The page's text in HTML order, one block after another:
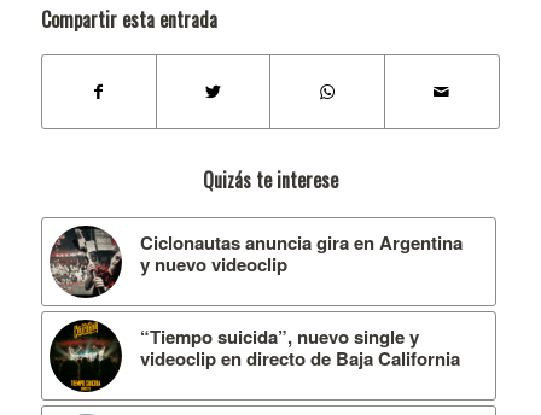
Compartir esta entrada
Quizás te interese
Ciclonautas anuncia gira en Argentina
y nuevo videoclip
“Tiempo suicida”, nuevo single y
videoclip en directo de Baja California